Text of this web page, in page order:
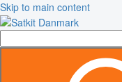
Skip to main content